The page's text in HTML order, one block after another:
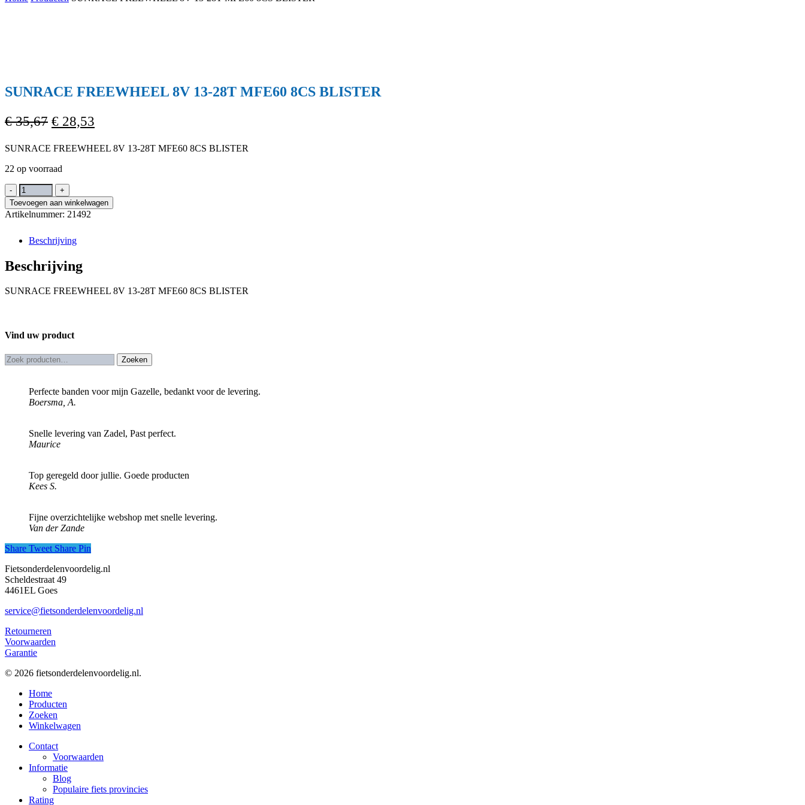
SUNRACE FREEWHEEL 8V 13-28T MFE60 8CS BLISTER
€35,67 Oorspronkelijke
was:
€ 35,67.
€ 28,53
is:
SUNRACE FREEWHEEL 8V 13-28T MFE60 8CS BLISTER
22 op voorraad
SUNRACE
FREEWHEEL
8V
13-
MFE60
BLISTER
Toevoegen aan winkelwagen
Artikelnummer: 21492
Beschrijving
Beschrijving
SUNRACE FREEWHEEL 8V 13-28T MFE60 8CS BLISTER
Vind uw product
Zoeken
naar:
Zoeken
Perfecte banden voor mijn Gazelle, bedankt voor de levering.
Boersma, A.
Snelle levering van Zadel, Past perfect.
Maurice
Top geregeld door jullie. Goede producten
Kees S.
Fijne overzichtelijke webshop met snelle levering.
Van der Zande
Share Tweet Share Pin
Fietsonderdelenvoordelig.nl
Scheldestraat 49
4461EL Goes
service@fietsonderdelenvoordelig.nl
Retourneren
Voorwaarden
Garantie
© 2026 fietsonderdelenvoordelig.nl.
Close
Menu
Home
Producten
Zoeken
Winkelwagen
Contact
Voorwaarden
Informatie
Blog
Populaire fiets provincies
Rating